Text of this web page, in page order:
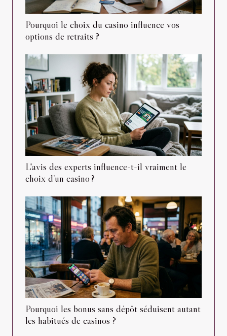
Pourquoi le choix du casino influence vos
options de retraits ?
L'avis des experts influence-t-il vraiment le
choix d’un casino ?
Pourquoi les bonus sans dépôt séduisent autant
les habitués de casinos ?